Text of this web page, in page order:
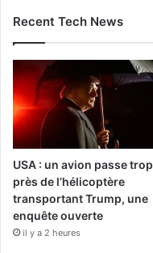
Recent Tech News
USA : un avion passe trop
près de l’hélicoptère
transportant Trump, une
enquête ouverte
il y a 2 heures